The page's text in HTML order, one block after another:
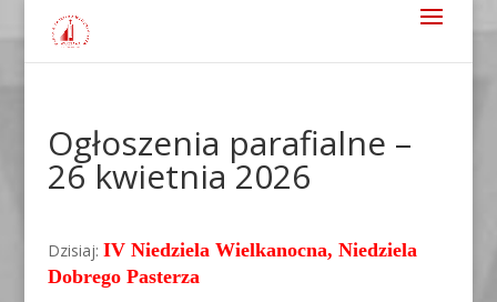
Ogłoszenia parafialne –
26 kwietnia 2026
Dzisiaj: IV Niedziela Wielkanocna, Niedziela
Dobrego Pasterza